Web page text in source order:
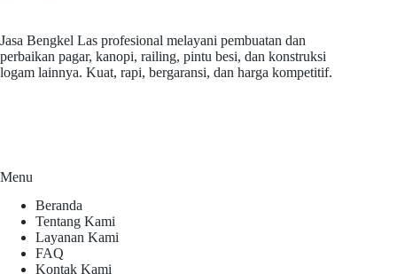
Jasa Bengkel Las profesional melayani pembuatan dan
perbaikan pagar, kanopi, railing, pintu besi, dan konstruksi
logam lainnya. Kuat, rapi, bergaransi, dan harga kompetitif.
Menu
Beranda
Tentang Kami
Layanan Kami
FAQ
Kontak Kami